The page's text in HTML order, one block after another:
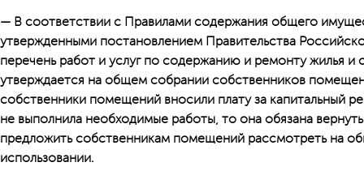
— В соответствии с Правилами содержания общего
утвержденными постановлением Правительства
перечень работ и услуг по содержанию и ремонту жилья и
утверждается на общем собрании собственников
собственники помещений вносили плату за капитальный
не выполнила необходимые работы, то она обязана
предложить собственникам помещений рассмотреть на
использовании.